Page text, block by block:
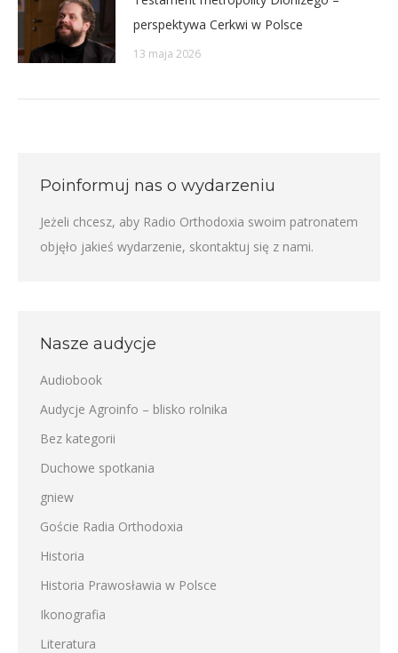
perspektywa Cerkwi w Polsce
13 maja 2026
Poinformuj nas o wydarzeniu
Jeżeli chcesz, aby Radio Orthodoxia swoim patronatem
objęło jakieś wydarzenie, skontaktuj się z nami.
Nasze audycje
Audiobook
Audycje Agroinfo – blisko rolnika
Bez kategorii
Duchowe spotkania
gniew
Goście Radia Orthodoxia
Historia
Historia Prawosławia w Polsce
Ikonografia
Literatura